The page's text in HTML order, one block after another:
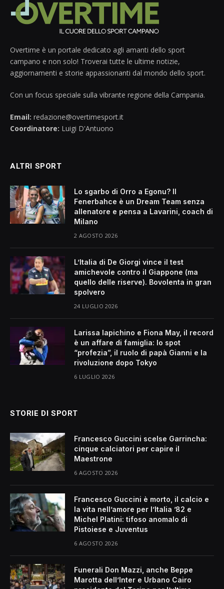
Overtime è un portale dedicato agli amanti dello sport
campano e non solo! Troverai tutte le ultime notizie,
aggiornamenti e storie appassionanti dal mondo dello sport.
Con un focus speciale sulla vibrante regione della Campania.
Email: redazione@overtimesport.it
Coordinatore: Luigi D'Antuono
ALTRI SPORT
Lo sgarbo di Orro a Egonu? Il
Fenerbahce è un Dream Team senza
allenatore e pensa a Lavarini, coach di
Milano
2 AGOSTO 2026
L’Italia di De Giorgi vince il test
amichevole contro il Giappone (ma
quello delle riserve). Bovolenta in gran
spolvero
24 LUGLIO 2026
Larissa Iapichino e Fiona May, il record
è un affare di famiglia: lo spot
“profezia”, il ruolo di papà Gianni e la
rivoluzione dopo Tokyo
6 LUGLIO 2026
STORIE DI SPORT
Francesco Guccini scelse Garrincha:
cinque calciatori per capire il
Maestrone
6 AGOSTO 2026
Francesco Guccini è morto, il calcio e
la vita nell’amore per l’Italia ’82 e
Michel Platini: tifoso anomalo di
Pistoiese e Juventus
6 AGOSTO 2026
Funerali Don Mazzi, anche Beppe
Marotta dell’Inter e Urbano Cairo